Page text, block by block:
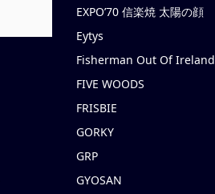
EXPO’70 信楽焼 太陽の顔
Eytys
Fisherman Out Of Ireland
FIVE WOODS
FRISBIE
GORKY
GRP
GYOSAN